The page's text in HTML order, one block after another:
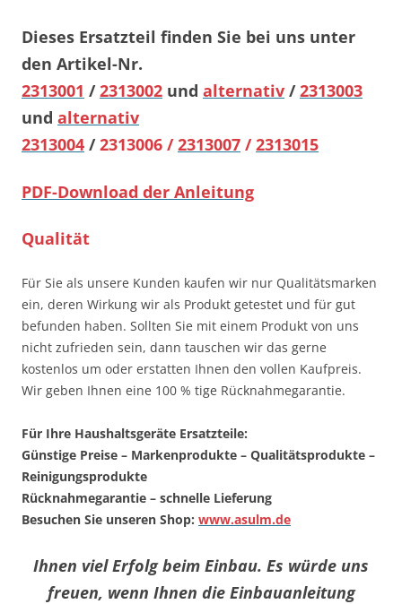
Dieses Ersatzteil finden Sie bei uns unter
den Artikel-Nr.
2313001 /2313002 und alternativ /2313003
und alternativ
2313004 /2313006 /2313007 /2313015
PDF-Download der Anleitung
Qualität
Für Sie als unsere Kunden kaufen wir nur Qualitätsmarken
ein, deren Wirkung wir als Produkt getestet und für gut
befunden haben. Sollten Sie mit einem Produkt von uns
nicht zufrieden sein, dann tauschen wir das gerne
kostenlos um oder erstatten Ihnen den vollen Kaufpreis.
Wir geben Ihnen eine 100 % tige Rücknahmegarantie.
Für Ihre Haushaltsgeräte Ersatzteile:
Günstige Preise – Markenprodukte – Qualitätsprodukte –
Reinigungsprodukte
Rücknahmegarantie – schnelle Lieferung
Besuchen Sie unseren Shop: www.asulm.de
Ihnen viel Erfolg beim Einbau. Es würde uns
freuen, wenn Ihnen die Einbauanleitung